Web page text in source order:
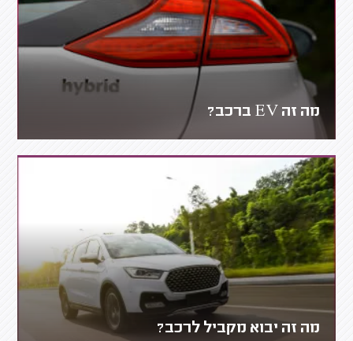
מה זה EV ברכב?
מה זה יבוא מקביל לרכב?